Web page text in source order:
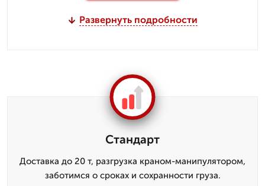
Развернуть подробности
Стандарт
Доставка до 20 т, разгрузка краном-манипулятором,
заботимся о сроках и сохранности груза.